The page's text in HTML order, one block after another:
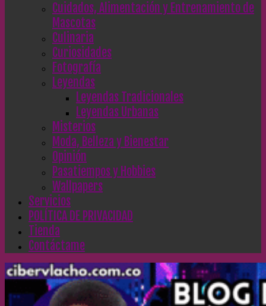
Cuidados, Alimentación y Entrenamiento de
Mascotas
Culinaria
Curiosidades
Fotografía
Leyendas
Leyendas Tradicionales
Leyendas Urbanas
Misterios
Moda, Belleza y Bienestar
Opinión
Pasatiempos y Hobbies
Wallpapers
Servicios
POLÍTICA DE PRIVACIDAD
Tienda
Contáctame